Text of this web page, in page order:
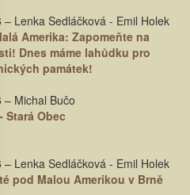
Lenka Sedláčková - Emil Holek
Amerika: Zapomeňte na
Dnes máme lahůdku pro
památek!
Michal Bučo
Stará Obec
Lenka Sedláčková - Emil Holek
pod Malou Amerikou v Brně